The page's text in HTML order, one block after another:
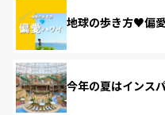
地球の歩き方♥偏
今年の夏はインス